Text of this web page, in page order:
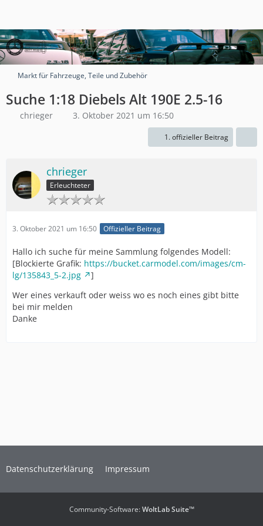
Markt für Fahrzeuge, Teile und Zubehör
Suche 1:18 Diebels Alt 190E 2.5-16
chrieger 3. Oktober 2021 um 16:50
1. offizieller Beitrag
chrieger
Erleuchteter
3. Oktober 2021 um 16:50 Offizieller Beitrag
Hallo ich suche für meine Sammlung folgendes Modell:
[Blockierte Grafik: https://bucket.carmodel.com/images/cm-
lg/135843_5-2.jpg
]
Wer eines verkauft oder weiss wo es noch eines gibt bitte
bei mir melden
Danke
Datenschutzerklärung Impressum
Community-Software:WoltLab Suite™